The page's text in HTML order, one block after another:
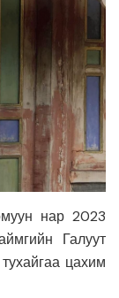
нар 2023
Галуут
цахим